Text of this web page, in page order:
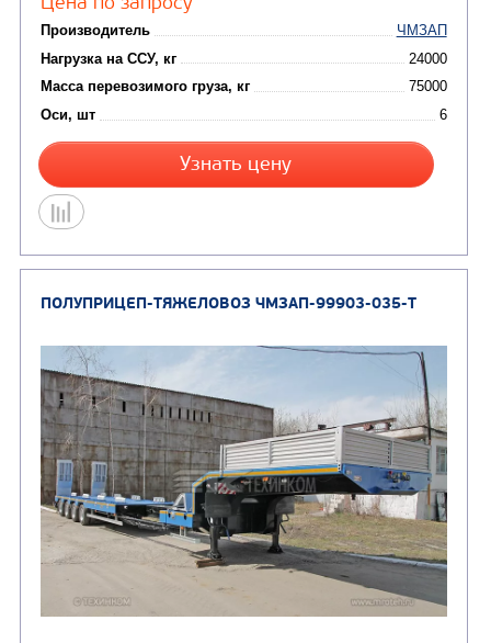
Цена по запросу
Производитель
Нагрузка на ССУ, кг
Масса перевозимого груза, кг
Оси, шт
Узнать цену
ПОЛУПРИЦЕП-ТЯЖЕЛОВОЗ ЧМЗАП-99902-